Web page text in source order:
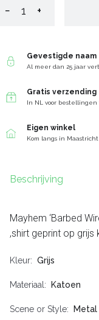
− +
Gevestigde naam
Al meer dan 25 jaar
Gratis verzending
In NL voor bestellingen
Eigen winkel
Kom langs in Maastricht
Beschrijving
Mayhem ‘Barbed
,shirt geprint op
Kleur Grijs
Materiaal Katoen
Scene or Style Metal